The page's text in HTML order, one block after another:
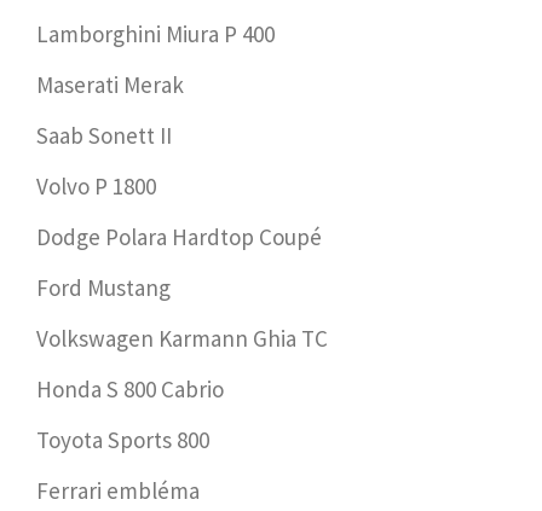
Lamborghini Miura P 400
Maserati Merak
Saab Sonett II
Volvo P 1800
Dodge Polara Hardtop Coupé
Ford Mustang
Volkswagen Karmann Ghia TC
Honda S 800 Cabrio
Toyota Sports 800
Ferrari embléma